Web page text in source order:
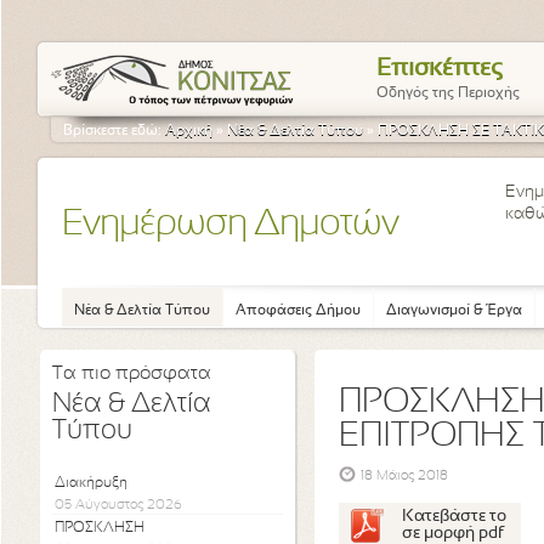
Επισκέπτες
Οδηγός της Περιοχής
Βρίσκεστε εδώ:Αρχική » Νέα & Δελτία Τύπου » ΠΡΟΣΚΛΗΣΗ ΣΕ
Ενημέρωση Δημοτών
Νέα & Δελτία Τύπου Αποφάσεις Δήμου Διαγωνισμοί & Έργα
Τα πιο πρόσφατα
Νέα & Δελτία
Τύπου
Διακήρυξη
05 Αύγουστος 2026
ΠΡΟΣΚΛΗΣΗ
ΕΠΙΤΡΟΠΗΣ
18 Μάιος 2018
Κατεβάστε το
σε μορφή pdf